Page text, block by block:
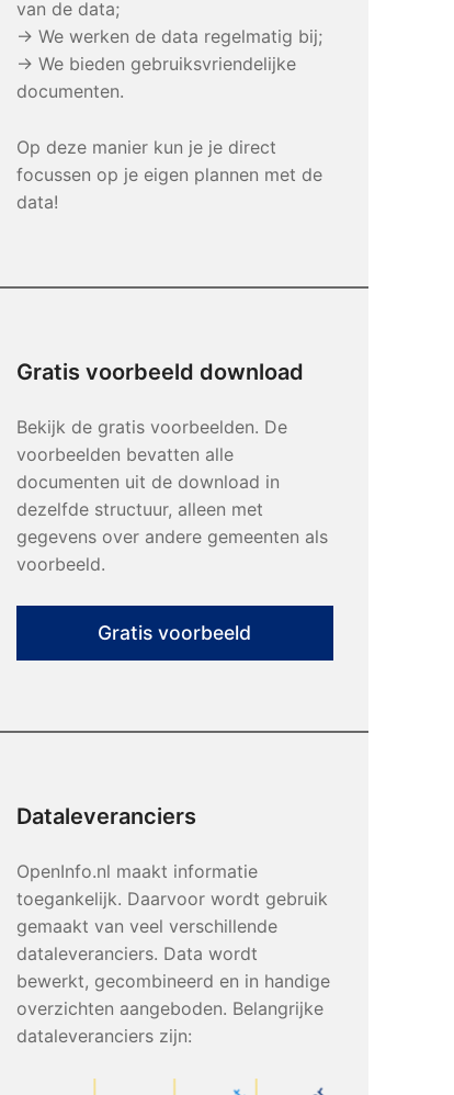
van de data;
→ We werken de data regelmatig bij;
→ We bieden gebruiksvriendelijke
documenten.
Op deze manier kun je je direct
focussen op je eigen plannen met de
data!
Gratis voorbeeld download
Bekijk de gratis voorbeelden. De
voorbeelden bevatten alle
documenten uit de download in
dezelfde structuur, alleen met
gegevens over andere gemeenten als
voorbeeld.
Gratis voorbeeld
Dataleveranciers
OpenInfo.nl maakt informatie
toegankelijk. Daarvoor wordt gebruik
gemaakt van veel verschillende
dataleveranciers. Data wordt
bewerkt, gecombineerd en in handige
overzichten aangeboden. Belangrijke
dataleveranciers zijn: